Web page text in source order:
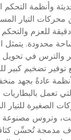
وأنظمة
محركات التيار
دقيقة للعزم
محدودة.
والترس في تحويل
توفير تضخيم كبير
عادةً بجهد
التي تعمل
الصغيرة للتيار
وتروس مصنوعة
مدمجة تُحسِّن